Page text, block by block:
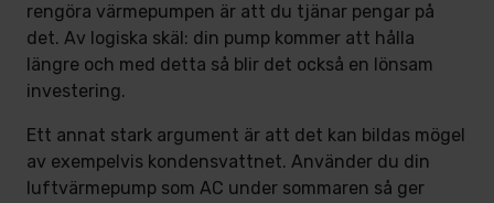
rengöra värmepumpen är att du tjänar pengar på
det. Av logiska skäl: din pump kommer att hålla
längre och med detta så blir det också en lönsam
investering.
Ett annat stark argument är att det kan bildas mögel
av exempelvis kondensvattnet. Använder du din
luftvärmepump som AC under sommaren så ger